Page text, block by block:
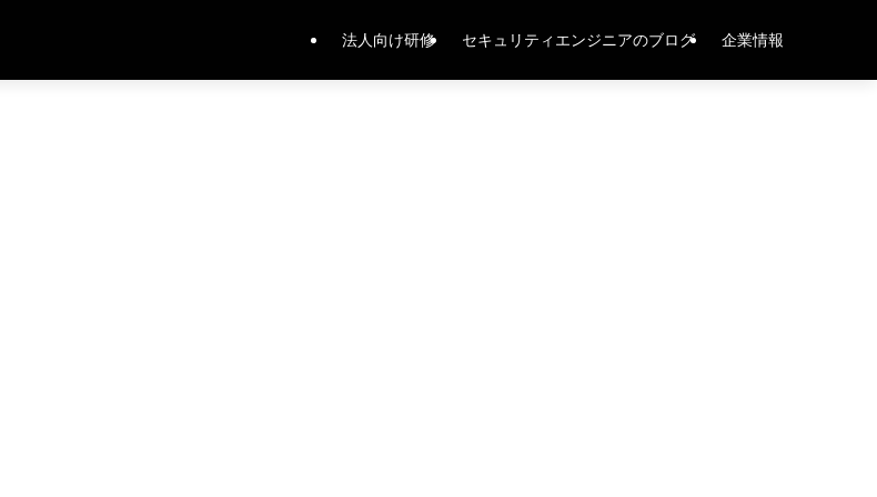
法人向け研修 セキュリティエンジニアのブログ 企業情報